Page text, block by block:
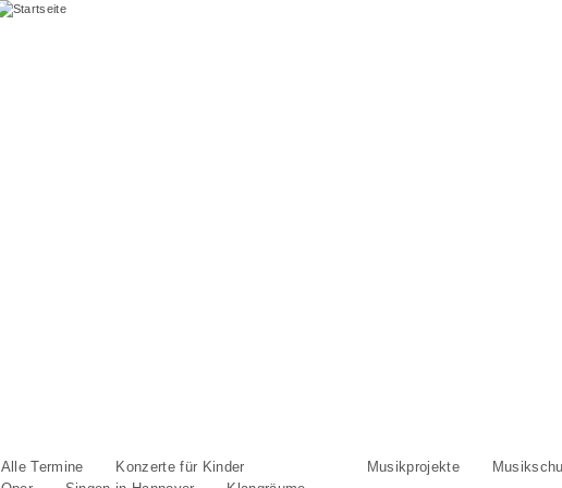
Alle Termine Konzerte für Kinder Musikprojekte